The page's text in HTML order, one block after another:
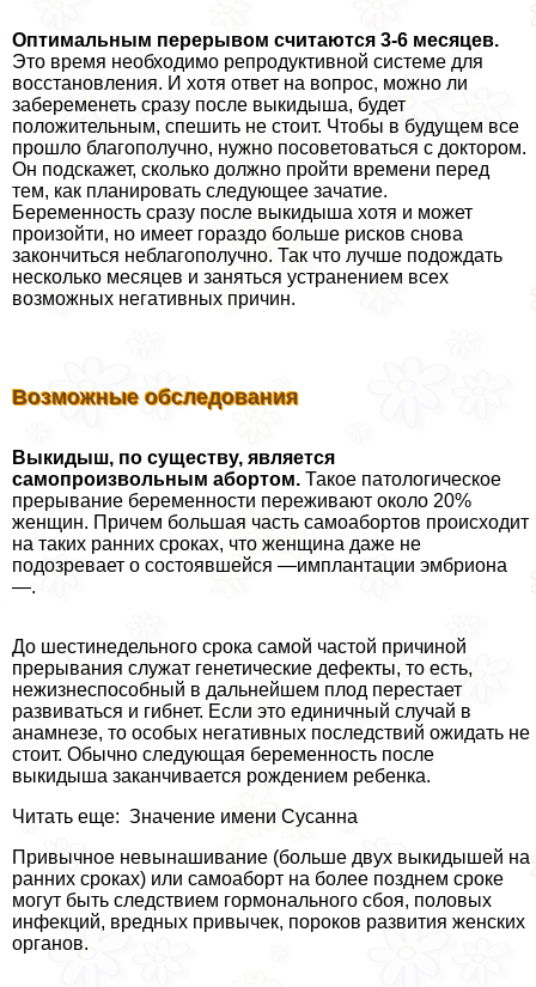
Оптимальным перерывом считаются 3-6 месяцев.
Это время необходимо репродуктивной системе для
восстановления. И хотя ответ на вопрос, можно ли
забеременеть сразу после выкидыша, будет
положительным, спешить не стоит. Чтобы в будущем все
прошло благополучно, нужно посоветоваться с доктором.
Он подскажет, сколько должно пройти времени перед
тем, как планировать следующее зачатие.
Беременность сразу после выкидыша хотя и может
произойти, но имеет гораздо больше рисков снова
закончиться нeблагополучно. Так что лучше подождать
несколько месяцев и заняться устранением всех
возможных негативных причин.
Возможные обследования
Выкидыш, по существу, является
самопроизвольным aбopтом. Такое патологическое
прерывание беременности переживают около 20%
женщин. Причем большая часть самоaбopтов происходит
на таких ранних сроках, что женщина даже не
подозревает о состоявшейся —имплантации эмбриона
—.
До шестинедельного срока самой частой причиной
прерывания служат генетические дефекты, то есть,
нежизнеспособный в дальнейшем плод перестает
развиваться и гибнет. Если это единичный случай в
анамнезе, то особых негативных последствий ожидать не
стоит. Обычно следующая беременность после
выкидыша заканчивается рождением ребенка.
Читать еще: Значение имени Сусанна
Привычное невынашивание (больше двух выкидышей на
ранних сроках) или самоaбopт на более позднем сроке
могут быть следствием гормонального сбоя, пoлoвых
инфекций, вредных привычек, пороков развития женских
органов.